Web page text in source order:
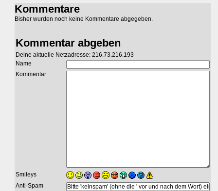
Kommentare
Bisher wurden noch keine Kommentare abgegeben.
Kommentar abgeben
Deine aktuelle Netzadresse: 216.73.216.193
Name
Kommentar
Smileys
Anti-Spam